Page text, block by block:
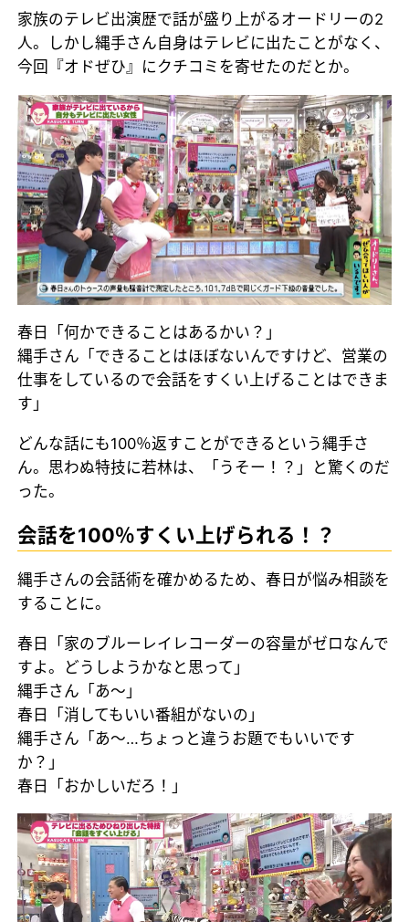
家族のテレビ出演歴で話が盛り上がるオードリーの2
人。しかし縄手さん自身はテレビに出たことがなく、
今回『オドぜひ』にクチコミを寄せたのだとか。
春日「何かできることはあるかい？」
縄手さん「できることはほぼないんですけど、営業の
仕事をしているので会話をすくい上げることはできま
す」
どんな話にも100％返すことができるという縄手さ
ん。思わぬ特技に若林は、「うそー！？」と驚くのだ
った。
会話を100％すくい上げられる！？
縄手さんの会話術を確かめるため、春日が悩み相談を
することに。
春日「家のブルーレイレコーダーの容量がゼロなんで
すよ。どうしようかなと思って」
縄手さん「あ～」
春日「消してもいい番組がないの」
縄手さん「あ～…ちょっと違うお題でもいいです
か？」
春日「おかしいだろ！」